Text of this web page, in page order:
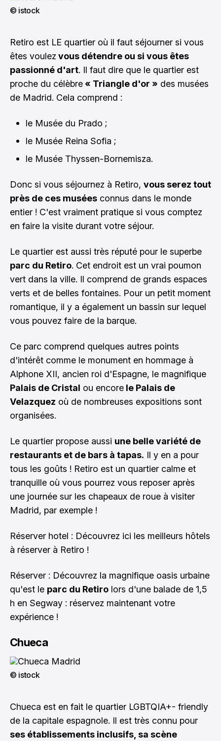
© istock
Retiro est LE quartier où il faut séjourner si vous
êtes voulez vous détendre ou si vous êtes
passionné d'art. Il faut dire que le quartier est
proche du célèbre « Triangle d'or » des musées
de Madrid. Cela comprend :
le Musée du Prado ;
le Musée Reina Sofia ;
le Musée Thyssen-Bornemisza.
Donc si vous séjournez à Retiro, vous serez tout
près de ces musées connus dans le monde
entier ! C'est vraiment pratique si vous comptez
en faire la visite durant votre séjour.
Le quartier est aussi très réputé pour le superbe
parc du Retiro. Cet endroit est un vrai poumon
vert dans la ville. Il comprend de grands espaces
verts et de belles fontaines. Pour un petit moment
romantique, il y a également un bassin sur lequel
vous pouvez faire de la barque.
Ce parc comprend quelques autres points
d'intérêt comme le monument en hommage à
Alphone XII, ancien roi d'Espagne, le magnifique
Palais de Cristal ou encore le Palais de
Velazquez où de nombreuses expositions sont
organisées.
Le quartier propose aussi une belle variété de
restaurants et de bars à tapas. Il y en a pour
tous les goûts ! Retiro est un quartier calme et
tranquille où vous pourrez vous reposer après
une journée sur les chapeaux de roue à visiter
Madrid, par exemple !
Réserver hotel : Découvrez ici les meilleurs hôtels
à réserver à Retiro !
Réserver : Découvrez la magnifique oasis urbaine
qu'est le parc du Retiro lors d'une balade de 1,5
h en Segway : réservez maintenant votre
expérience !
Chueca
© istock
Chueca est en fait le quartier LGBTQIA+- friendly
de la capitale espagnole. Il est très connu pour
ses établissements inclusifs, sa scène